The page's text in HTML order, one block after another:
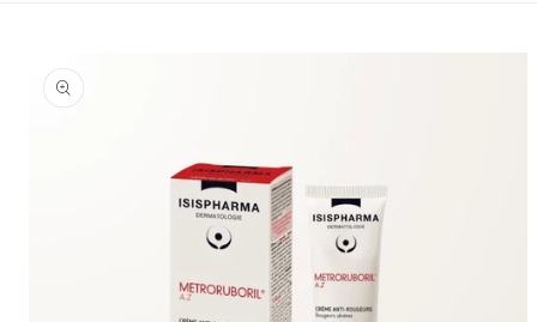
información